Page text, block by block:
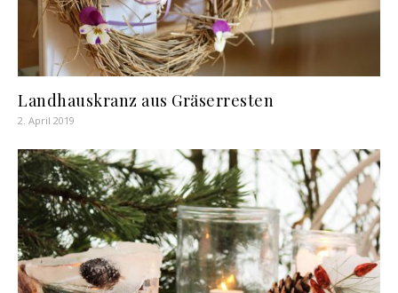
Landhauskranz aus Gräserresten
2. April 2019